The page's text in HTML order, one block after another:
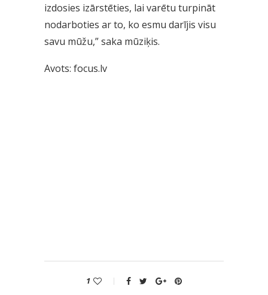
izdosies izārstēties, lai varētu turpināt
nodarboties ar to, ko esmu darījis visu
savu mūžu,” saka mūziķis.
Avots: focus.lv
1